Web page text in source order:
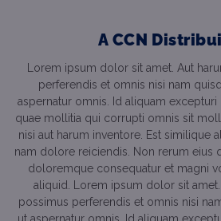
A CCN
Lorem ipsum dolor sit amet. Aut
perferendis et omnis nisi nam
aspernatur omnis. Id aliquam
quae mollitia qui corrupti omnis sit
nisi aut harum inventore. Est similique
nam dolore reiciendis. Non rerum eius
doloremque consequatur et magni
aliquid. Lorem ipsum dolor sit
possimus perferendis et omnis nisi